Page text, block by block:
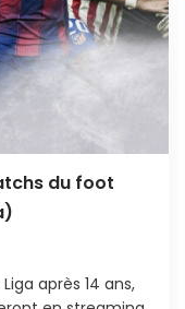
du foot
après 14 ans,